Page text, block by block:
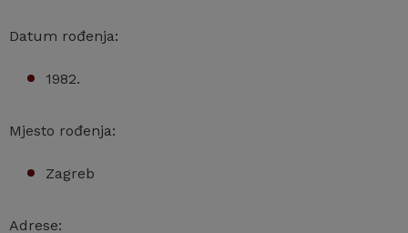
Datum rođenja:
1982.
Mjesto rođenja:
Zagreb
Adrese: